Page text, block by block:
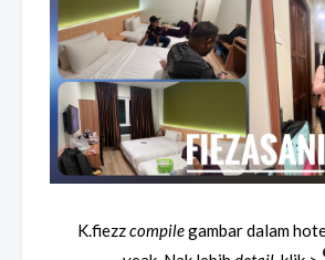
K.fiezzcompilegambar dalam